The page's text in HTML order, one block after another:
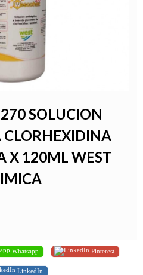
SOLUCION
X 120ML WEST
Whatsapp Pinterest
LinkedIn